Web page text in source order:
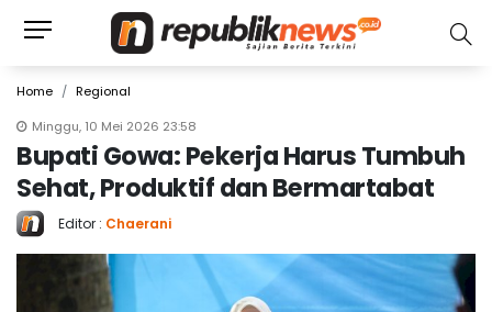
Home
Regional
Minggu, 10 Mei 2026 23:58
Bupati Gowa: Pekerja Harus Tumbuh
Sehat, Produktif dan Bermartabat
Editor : Chaerani